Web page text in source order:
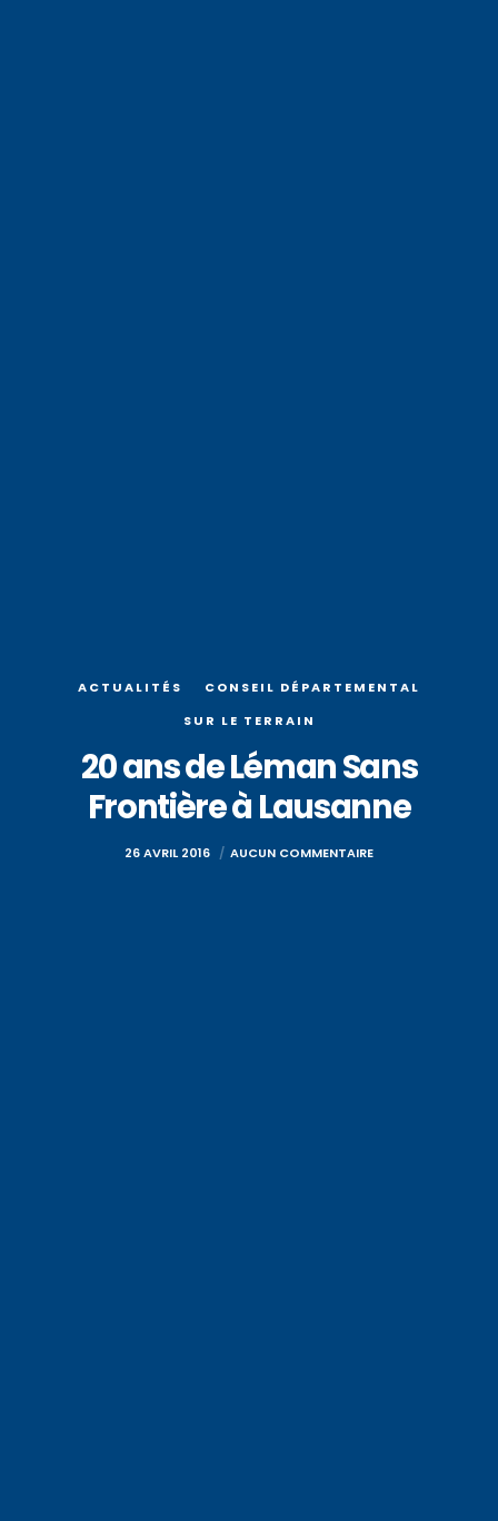
ACTUALITÉS
CONSEIL DÉPARTEMENTAL
SUR LE TERRAIN
20 ans de Léman Sans
Frontière à Lausanne
26 AVRIL 2016 AUCUN COMMENTAIRE